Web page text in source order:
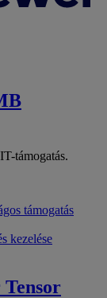
támogatás.
támogatás
kezelése